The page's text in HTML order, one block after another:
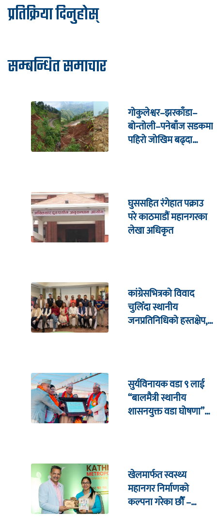
प्रतिक्रिया दिनुहोस्
सम्बन्धित समाचार
गोकुलेश्वर–झरकाँडा–
बोन्तोली–पनेबाँज सडकमा
पहिरो जोखिम बढ्दा
घुससहित रंगेहात पक्राउ
परे काठमाडौं महानगरका
लेखा अधिकृत
कांग्रेसभित्रको विवाद
चुलिँदा स्थानीय
जनप्रतिनिधिको हस्तक्षेप,
सुर्यविनायक वडा ९ लाई
“बालमैत्री स्थानीय
शासनयुक्त वडा घोषणा”
खेलमार्फत स्वस्थ्य
महानगर निर्माणको
कल्पना गरेका छौँ –